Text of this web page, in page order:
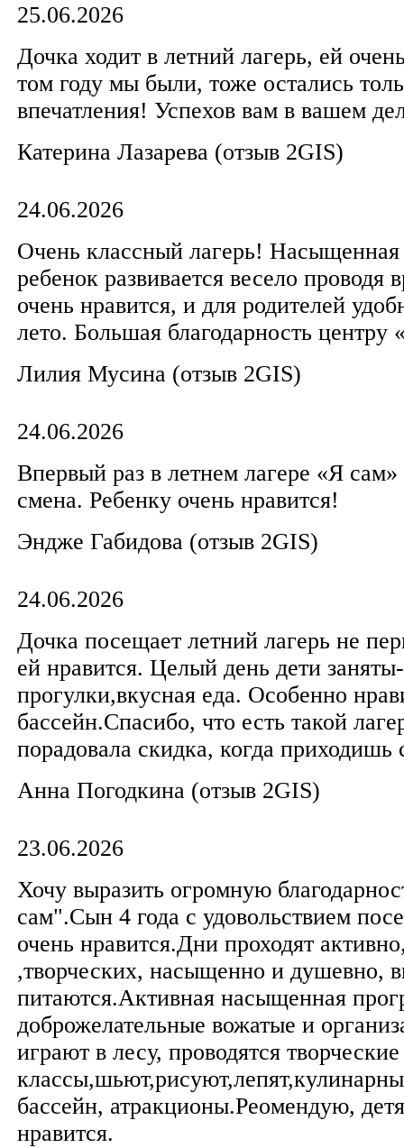
25.06.2026
Дочка ходит в летний лагерь, ей
том году мы были, тоже остались
впечатления! Успехов вам в вашем
Катерина Лазарева (отзыв 2GIS)
24.06.2026
Очень классный лагерь!
ребенок развивается весело проводя
очень нравится, и для родителей
лето. Большая благодарность центру
Лилия Мусина (отзыв 2GIS)
24.06.2026
Впервый раз в летнем лагере «Я
смена. Ребенку очень нравится!
Эндже Габидова (отзыв 2GIS)
24.06.2026
Дочка посещает летний лагерь не
ей нравится. Целый день дети
прогулки,вкусная еда. Особенно
бассейн.Спасибо, что есть такой
порадовала скидка, когда приходишь
Анна Погодкина (отзыв 2GIS)
23.06.2026
Хочу выразить огромную
сам".Сын 4 года с удовольствием
очень нравится.Дни проходят
,творческих, насыщенно и душевно,
питаются.Активная насыщенная
доброжелательные вожатые и
играют в лесу, проводятся
бассейн, атракционы.Реомендую,
нравится.